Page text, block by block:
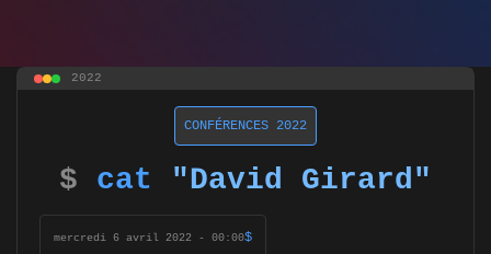
2022
CONFÉRENCES 2022
$ cat "David Girard"
mercredi 6 avril 2022 - 00:00$